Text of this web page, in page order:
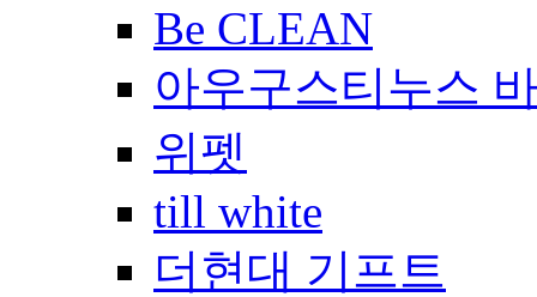
Be CLEAN
아우구스티누스
위펫
till white
더현대 기프트